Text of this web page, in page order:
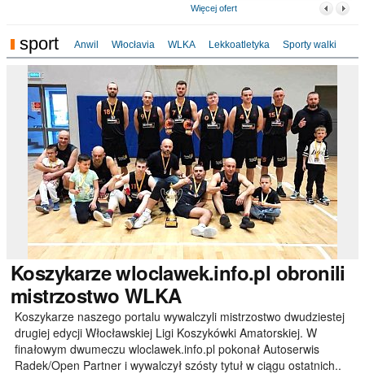
Więcej ofert
sport Anwil Włocłavia WLKA Lekkoatletyka Sporty walki
Koszykarzewloclawek.info.pl obronili
mistrzostwo WLKA
Koszykarze naszego portalu wywalczyli mistrzostwo dwudziestej
drugiej edycji Włocławskiej Ligi Koszykówki Amatorskiej. W
finałowym dwumeczu wloclawek.info.pl pokonał Autoserwis
Radek/Open Partner i wywalczył szósty tytuł w ciągu ostatnich..